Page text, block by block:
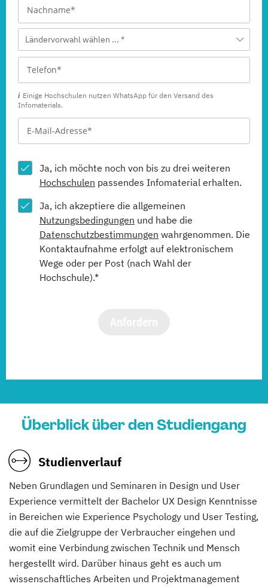
Ländervorwahl wählen ... *
Einige Hochschulen nutzen WhatsApp für den Versand des
Infomaterials.
Ja, ich möchte noch von bis zu drei weiteren
Hochschulen passendes Infomaterial erhalten.
Ja, ich akzeptiere die allgemeinen
Nutzungsbedingungen und habe die
Datenschutzbestimmungen wahrgenommen. Die
Kontaktaufnahme erfolgt auf elektronischem
Wege oder per Post (nach Wahl der
Hochschule).*
Überblick über den Studiengang
Studienverlauf
Neben Grundlagen und Seminaren in Design und User
Experience vermittelt der Bachelor UX Design Kenntnisse
in Bereichen wie Experience Psychology und User Testing,
die auf die Zielgruppe der Verbraucher eingehen und
womit eine Verbindung zwischen Technik und Mensch
hergestellt wird. Darüber hinaus geht es auch um
wissenschaftliches Arbeiten und Projektmanagement